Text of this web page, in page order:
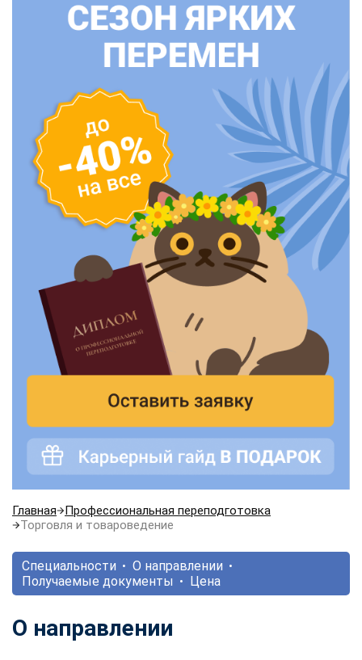
Главная
Профессиональная переподготовка
Торговля и товароведение
Специальности
О направлении
Получаемые документы
Цена
О направлении